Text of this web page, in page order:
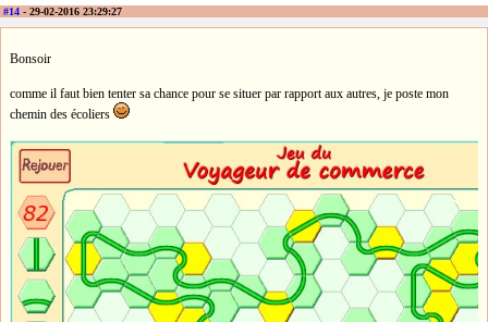
#14 - 29-02-2016 23:29:27
Bonsoir
comme il faut bien tenter sa chance pour se situer par rapport aux autres, je poste mon
chemin des écoliers